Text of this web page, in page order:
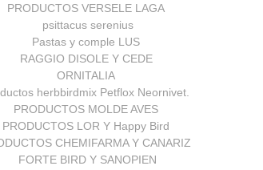
PRODUCTOS VERSELE LAGA
psittacus serenius
Pastas y comple LUS
RAGGIO DISOLE Y CEDE
ORNITALIA
herbbirdmix Petflox Neornivet.
PRODUCTOS MOLDE AVES
PRODUCTOS LOR Y Happy Bird
CHEMIFARMA Y CANARIZ
FORTE BIRD Y SANOPIEN